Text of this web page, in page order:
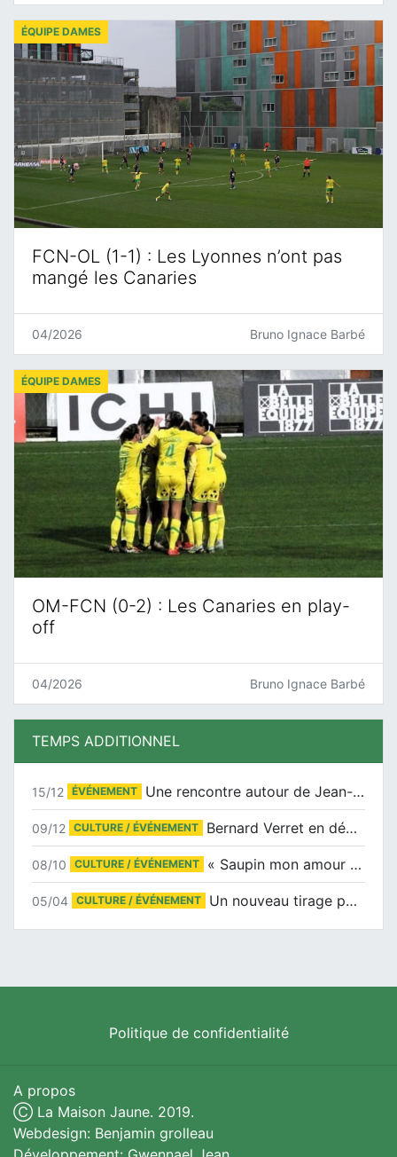
FCN-OL (1-1) : Les Lyonnes n’ont pas
mangé les Canaries
ÉQUIPE DAMES
04/2026 Bruno Ignace Barbé
OM-FCN (0-2) : Les Canaries en play-
off
ÉQUIPE DAMES
04/2026 Bruno Ignace Barbé
TEMPS ADDITIONNEL
15/12 ÉVÉNEMENT Une rencontre autour de Jean-Claude Suaudeau
09/12 CULTURE / ÉVÉNEMENT Bernard Verret en dédicaces le samedi 13 décembre à l’Espace Culturel Atlantis
08/10 CULTURE / ÉVÉNEMENT « Saupin mon amour » au salon du livre de Trentemoult
05/04 CULTURE / ÉVÉNEMENT Un nouveau tirage pour le Docu-BD
Politique de confidentialité
A propos
Ⓒ La Maison Jaune. 2019.
Webdesign: Benjamin grolleau